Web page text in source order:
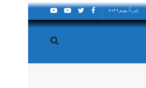
جمعہ, اگست ۷, ۲۰۲۶